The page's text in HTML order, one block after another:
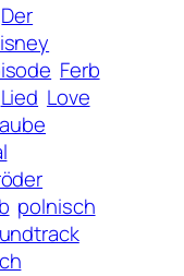
Der
Ferb
Lied Love
polnisch